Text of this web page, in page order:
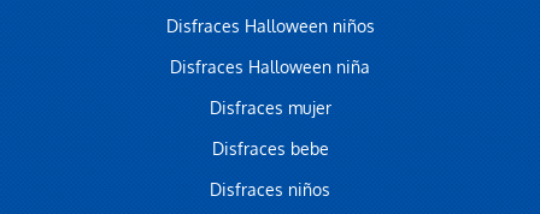
Disfraces Halloween niños
Disfraces Halloween niña
Disfraces mujer
Disfraces bebe
Disfraces niños